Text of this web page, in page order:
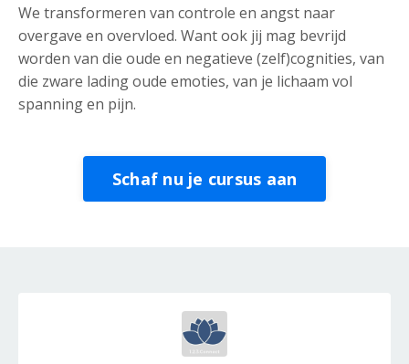
We transformeren van controle en angst naar
overgave en overvloed. Want ook jij mag bevrijd
worden van die oude en negatieve (zelf)cognities, van
die zware lading oude emoties, van je lichaam vol
spanning en pijn.
Schaf nu je cursus aan